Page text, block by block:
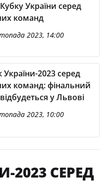
України серед
команд
2023, 14:00
України-2023 серед
команд: фінальний
у Львові
2023, 10:00
2023 СЕРЕД